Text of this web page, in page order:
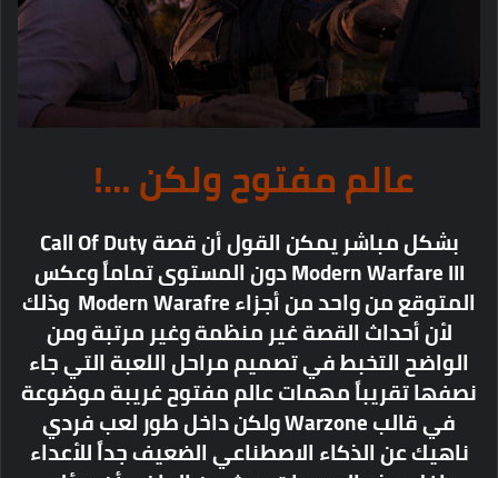
عالم مفتوح ولكن …!
بشكل مباشر يمكن القول أن قصة Call Of Duty
Modern Warfare III دون المستوى تماماً وعكس
المتوقع من واحد من أجزاء Modern Warafre وذلك
لأن أحداث القصة غير منظمة وغير مرتبة ومن
الواضح التخبط في تصميم مراحل اللعبة التي جاء
نصفها تقريباً مهمات عالم مفتوح غريبة موضوعة
في قالب Warzone ولكن داخل طور لعب فردي
ناهيك عن الذكاء الاصطناعي الضعيف جداً للأعداء